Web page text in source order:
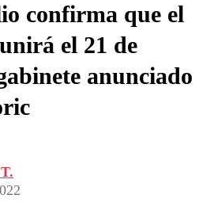
TV
confirma que el
el 21 de
anunciado